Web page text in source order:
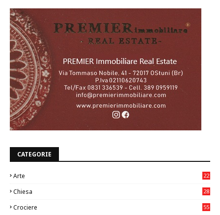
CATEGORIE
Arte
22
Chiesa
28
Crociere 55